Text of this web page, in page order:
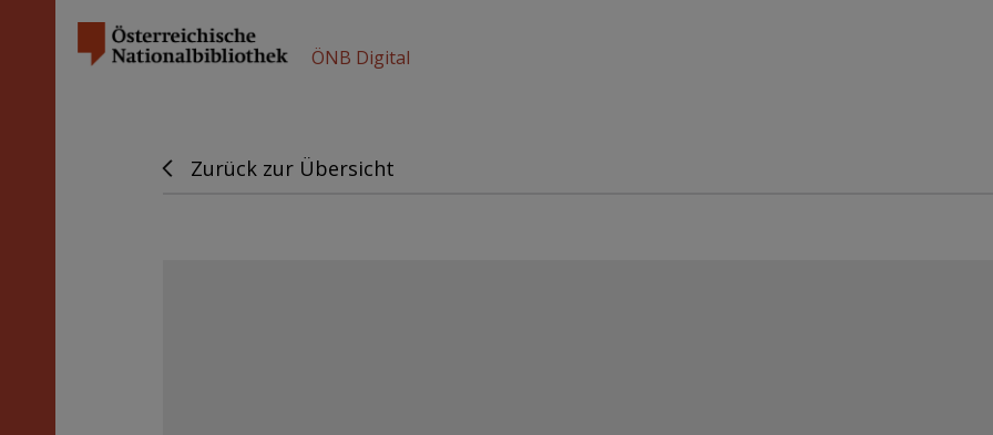
ÖNB Digital
Zurück zur Übersicht